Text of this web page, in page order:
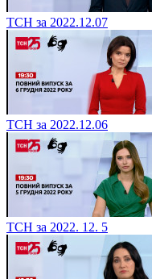
ТСН за 2022.12.07
ТСН за 2022.12.06
ТСН за 2022. 12. 5